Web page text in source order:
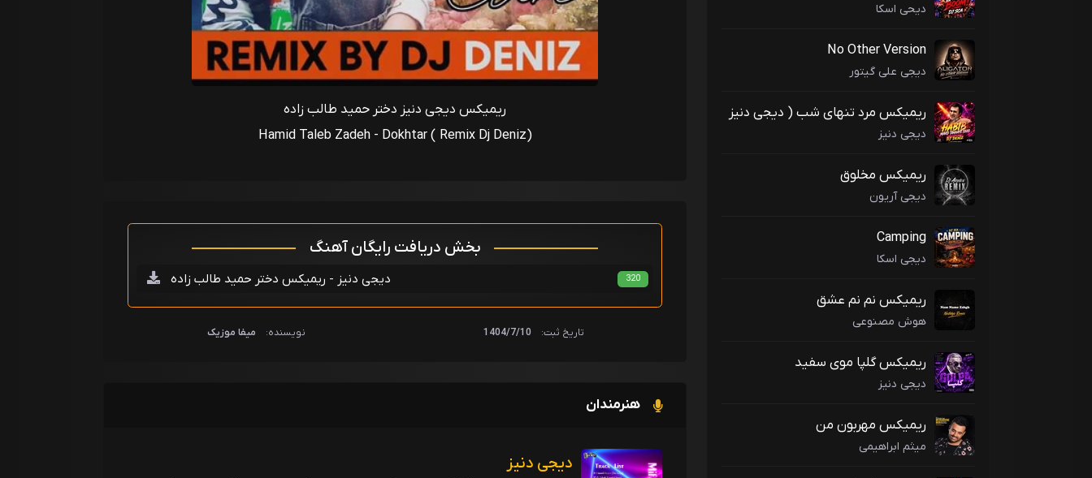
دیحی اسکا
No Other Version
دیجی علی گیتور
ریمیکس مرد تنهای شب ( دیجی دنیز
)
دیجی دنیز
ریمیکس مخلوق
دیجی آریون
Camping
دیجی اسکا
ریمیکس نم نم عشق
هوش مصنوعی
ریمیکس گلپا موی سفید
دیجی دنیز
ریمیکس مهربون من
میثم ابراهیمی
ریمیکس دیجی دنیز دختر حمید طالب زاده
Hamid Taleb Zadeh - Dokhtar ( Remix Dj Deniz)
بخش دریافت رایگان آهنگ
دیجی دنیز - ریمیکس دختر حمید طالب زاده 320
تاریخ ثبت: 1404/7/10 نویسنده: میفا موزیک
هنرمندان
دیجی دنیز